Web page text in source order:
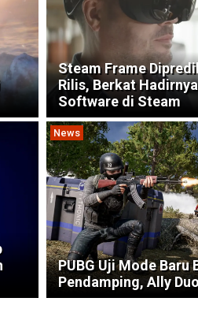
Steam Frame
Rilis, Berkat
Software di Steam
News
PUBG Uji Mode Baru
Pendamping, Ally